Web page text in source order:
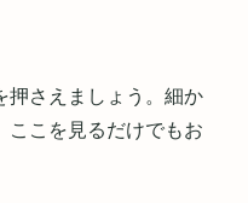
押さえましょう。細か
ここを見るだけでもお